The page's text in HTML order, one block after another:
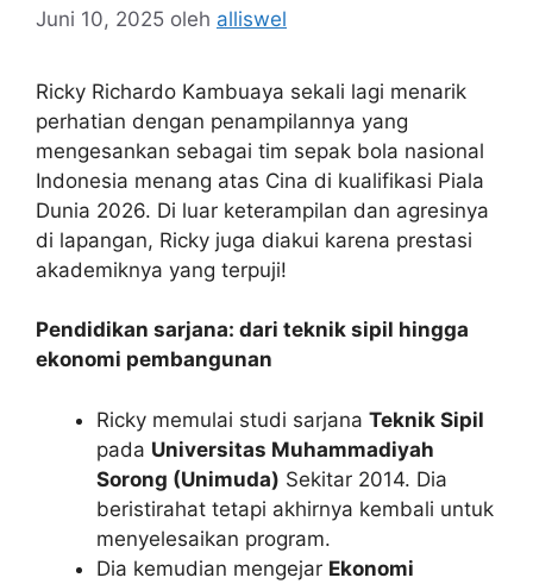
Juni 10, 2025 oleh alliswel
Ricky Richardo Kambuaya sekali lagi menarik
perhatian dengan penampilannya yang
mengesankan sebagai tim sepak bola nasional
Indonesia menang atas Cina di kualifikasi Piala
Dunia 2026. Di luar keterampilan dan agresinya
di lapangan, Ricky juga diakui karena prestasi
akademiknya yang terpuji!
Pendidikan sarjana: dari teknik sipil hingga
ekonomi pembangunan
Ricky memulai studi sarjana Teknik Sipil
pada Universitas Muhammadiyah
Sorong (Unimuda) Sekitar 2014. Dia
beristirahat tetapi akhirnya kembali untuk
menyelesaikan program.
Dia kemudian mengejar Ekonomi